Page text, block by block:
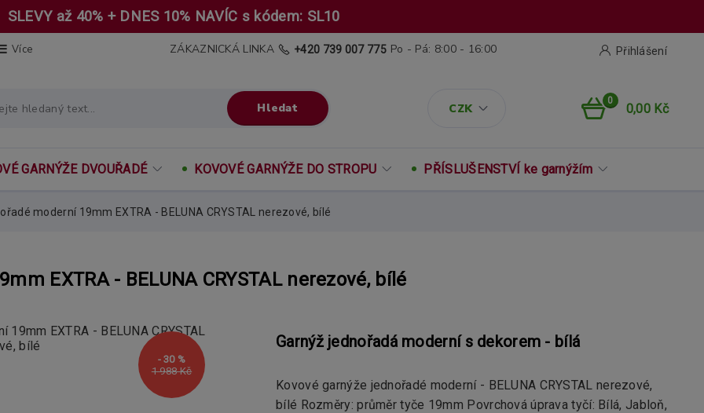
SLEVY až 40% + DNES 10% NAVÍC s kódem: SL10
Více
CZK
Přihlášení
Hledat
ZÁKAZNICKÁ LINKA +420 739 007 775 Po - Pá: 8:00 - 16:00
0
0,00 Kč
GARNÝŽE DVOUŘADÉ KOVOVÉ GARNÝŽE DO STROPU PŘÍSLUŠENSTVÍ ke garnýžím
moderní 19mm EXTRA - BELUNA CRYSTAL nerezové, bílé
EXTRA - BELUNA CRYSTAL nerezové, bílé
1 988 Kč
- 30 %
Garnýž jednořadá moderní s dekorem - bílá
Kovové garnýže jednořadé moderní - BELUNA CRYSTAL nerezové,
bílé Rozměry: průměr tyče 19mm Povrchová úprava tyčí: Bílá, Jabloň,